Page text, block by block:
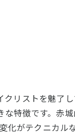
リストを魅了
特徴です。赤
化がテクニカル